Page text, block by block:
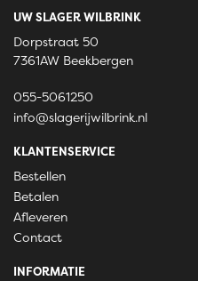
UW SLAGER WILBRINK
Dorpstraat 50
7361AW Beekbergen
055-5061250
info@slagerijwilbrink.nl
KLANTENSERVICE
Bestellen
Betalen
Afleveren
Contact
INFORMATIE